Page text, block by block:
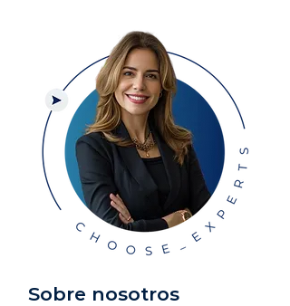
Sobre nosotros